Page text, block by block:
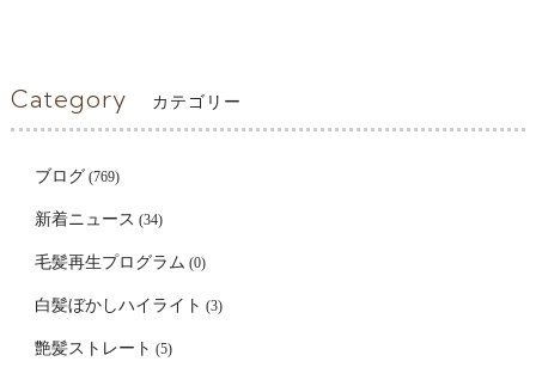
Category カテゴリー
ブログ(769)
新着ニュース (34)
毛髪再生プログラム (0)
白髪ぼかしハイライト (3)
艶髪ストレート (5)